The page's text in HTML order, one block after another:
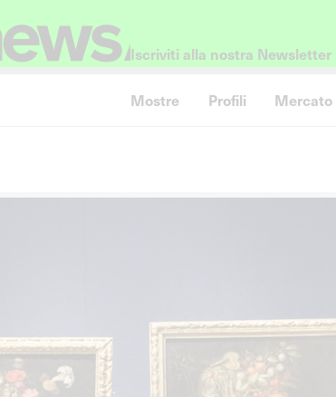
Iscriviti alla nostra Newsletter
Mostre Profili Mercato